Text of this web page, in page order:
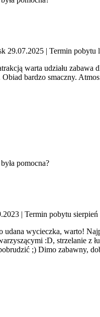
29.07.2025 | Termin pobytu
warta udziału zabawa
bardzo smaczny.
pomocna?
| Termin pobytu sierpień
udana wycieczka, warto!
:D, strzelanie z
;) Dimo zabawny,